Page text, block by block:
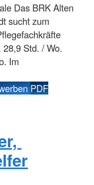
Das BRK Alten
sucht zum
Std. / Wo.
Im
PDF